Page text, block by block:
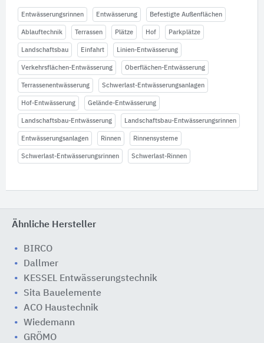
Entwässerungsrinnen Entwässerung Befestigte Außenflächen
Ablauftechnik Terrassen Plätze Hof Parkplätze
Landschaftsbau Einfahrt Linien-Entwässerung
Verkehrsflächen-Entwässerung Oberflächen-Entwässerung
Terrassenentwässerung Schwerlast-Entwässerungsanlagen
Hof-Entwässerung Gelände-Entwässerung
Landschaftsbau-Entwässerung Landschaftsbau-Entwässerungsrinnen
Entwässerungsanlagen Rinnen Rinnensysteme
Schwerlast-Entwässerungsrinnen Schwerlast-Rinnen
Ähnliche Hersteller
BIRCO
Dallmer
KESSEL Entwässerungstechnik
Sita Bauelemente
ACO Haustechnik
Wiedemann
GRÖMO